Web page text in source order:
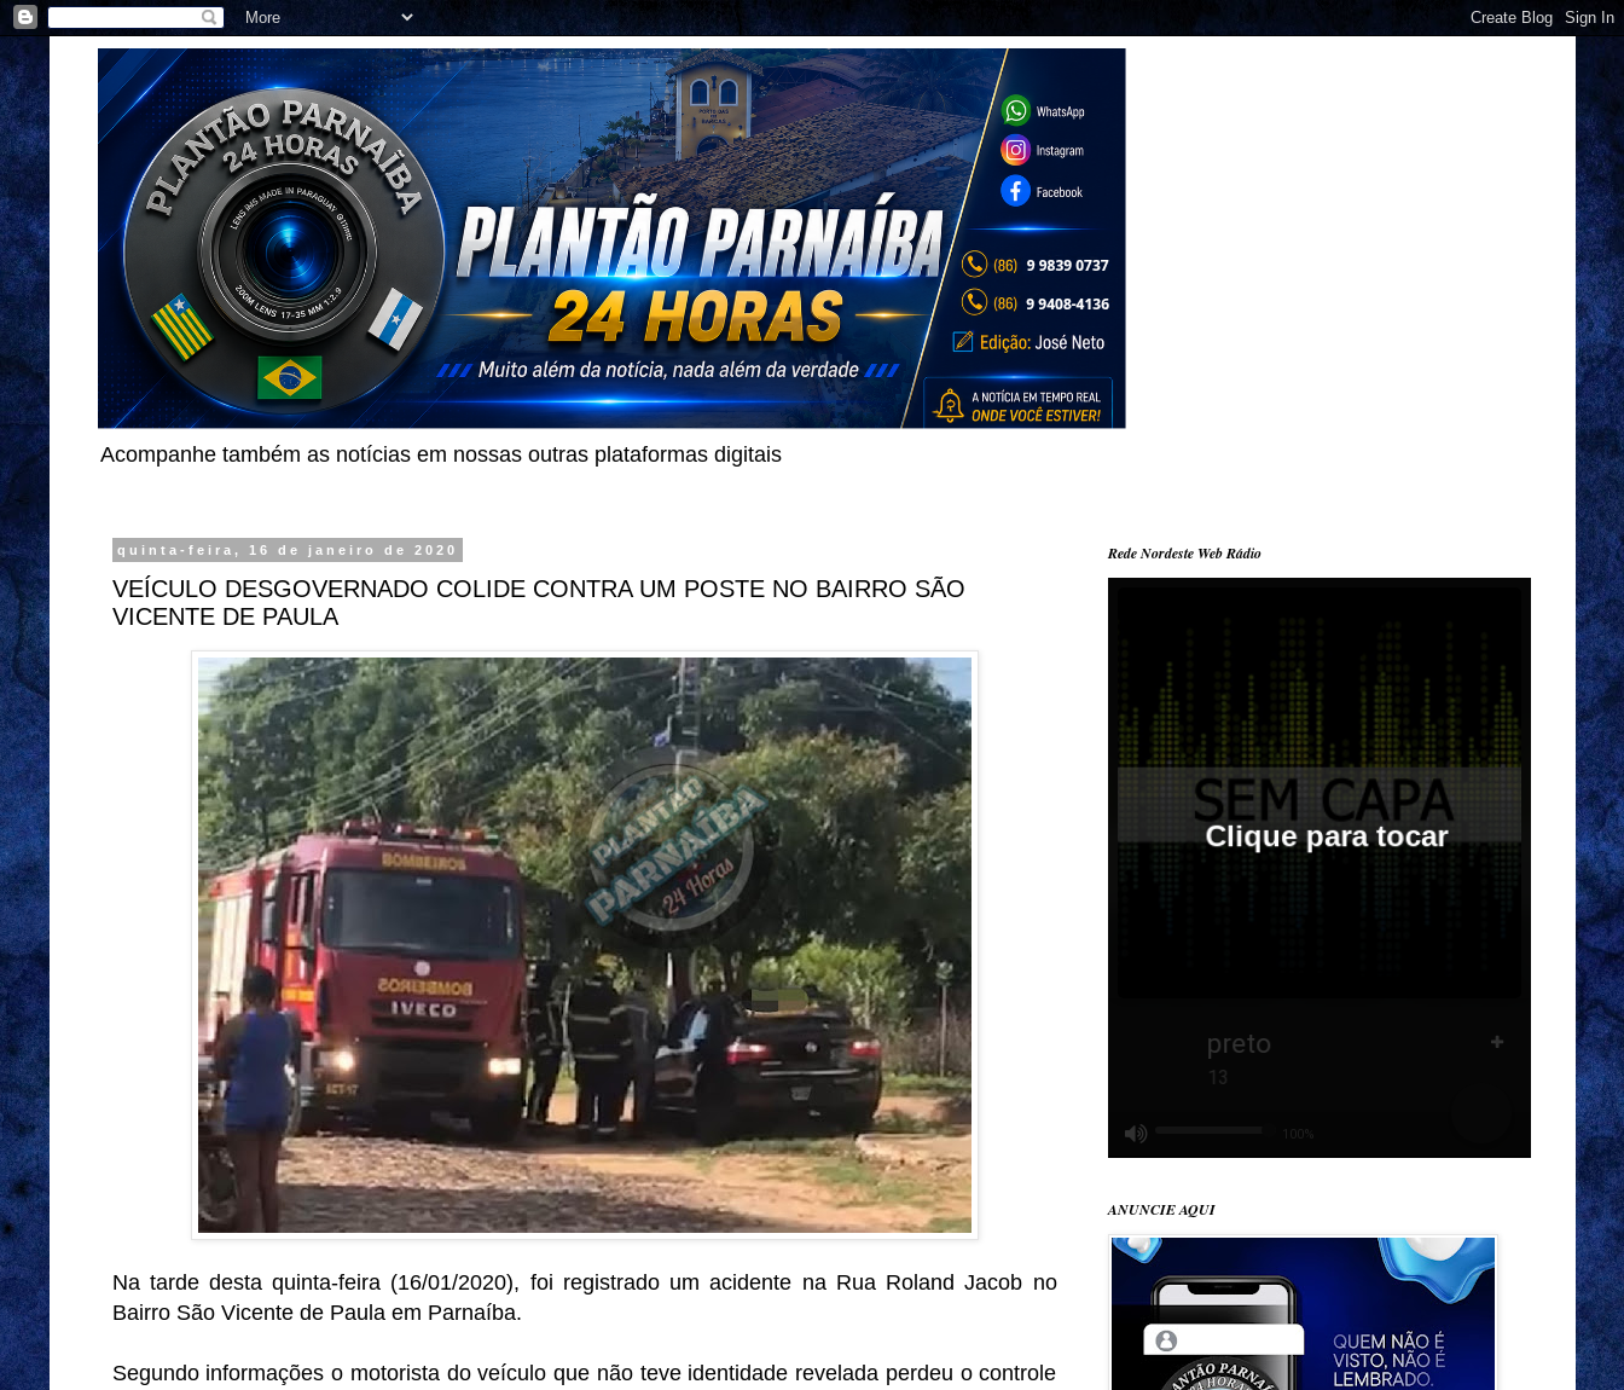
Acompanhe também as notícias em nossas outras plataformas digitais
quinta-feira, 16 de janeiro de 2020
VEÍCULO DESGOVERNADO COLIDE CONTRA UM POSTE NO BAIRRO SÃO
VICENTE DE PAULA
Na tarde desta quinta-feira (16/01/2020), foi registrado um acidente na Rua Roland Jacob no
Bairro São Vicente de Paula em Parnaíba.
Segundo informações o motorista do veículo que não teve identidade revelada perdeu o controle
Rede Nordeste Web Rádio
ANUNCIE AQUI